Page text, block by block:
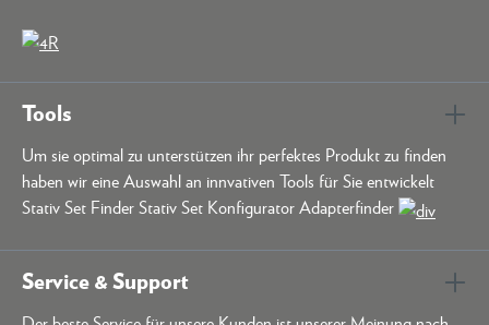
Tools
Um sie optimal zu unterstützen ihr perfektes Produkt zu finden
haben wir eine Auswahl an innvativen Tools für Sie entwickelt
Stativ Set Finder Stativ Set Konfigurator Adapterfinder
Service & Support